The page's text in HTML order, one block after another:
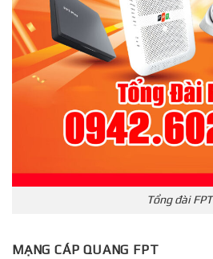
Tổng đài FPT
MẠNG CÁP QUANG FPT